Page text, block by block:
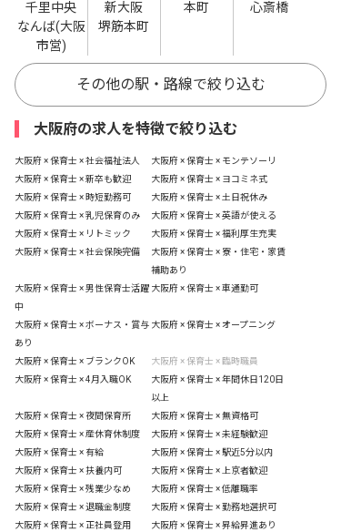
千里中央
新大阪 本町
心斎橋
なんば(大阪
市営)
堺筋本町
その他の駅・路線で絞り込む
大阪府の求人を特徴で絞り込む
大阪府 × 保育士 × 社会福祉法人
大阪府 × 保育士 × モンテソーリ
大阪府 × 保育士 × 新卒も歓迎
大阪府 × 保育士 × ヨコミネ式
大阪府 × 保育士 × 時短勤務可
大阪府 × 保育士 × 土日祝休み
大阪府 × 保育士 × 乳児保育のみ
大阪府 × 保育士 × 英語が使える
大阪府 × 保育士 × リトミック
大阪府 × 保育士 × 福利厚生充実
大阪府 × 保育士 × 社会保険完備
大阪府 × 保育士 × 寮・住宅・家賃
補助あり
大阪府 × 保育士 × 男性保育士活躍
中
大阪府 × 保育士 × 車通勤可
大阪府 × 保育士 × ボーナス・賞与
あり
大阪府 × 保育士 × オープニング
大阪府 × 保育士 × ブランクOK
大阪府 × 保育士 × 臨時職員
大阪府 × 保育士 × 4月入職OK
大阪府 × 保育士 × 年間休日120日
以上
大阪府 × 保育士 × 夜間保育所
大阪府 × 保育士 × 無資格可
大阪府 × 保育士 × 産休育休制度
大阪府 × 保育士 × 未経験歓迎
大阪府 × 保育士 × 有給
大阪府 × 保育士 × 駅近5分以内
大阪府 × 保育士 × 扶養内可
大阪府 × 保育士 × 上京者歓迎
大阪府 × 保育士 × 残業少なめ
大阪府 × 保育士 × 低離職率
大阪府 × 保育士 × 退職金制度
大阪府 × 保育士 × 勤務地選択可
大阪府 × 保育士 × 正社員登用
大阪府 × 保育士 × 昇給昇進あり